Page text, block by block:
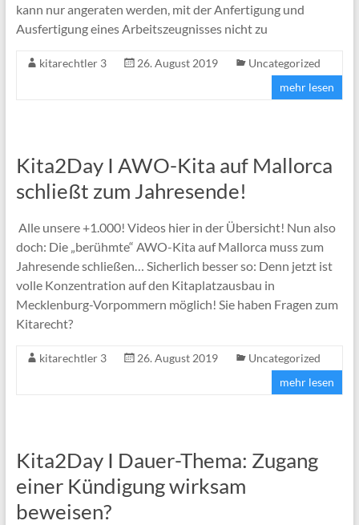
kann nur angeraten werden, mit der Anfertigung und
Ausfertigung eines Arbeitszeugnisses nicht zu
kitarechtler 3 26. August 2019
Uncategorized
mehr lesen
Kita2Day I AWO-Kita auf Mallorca
schließt zum Jahresende!
Alle unsere +1.000! Videos hier in der Übersicht! Nun also
doch: Die „berühmte“ AWO-Kita auf Mallorca muss zum
Jahresende schließen… Sicherlich besser so: Denn jetzt ist
volle Konzentration auf den Kitaplatzausbau in
Mecklenburg-Vorpommern möglich! Sie haben Fragen zum
Kitarecht?
kitarechtler 3 26. August 2019
Uncategorized
mehr lesen
Kita2Day I Dauer-Thema: Zugang
einer Kündigung wirksam
beweisen?